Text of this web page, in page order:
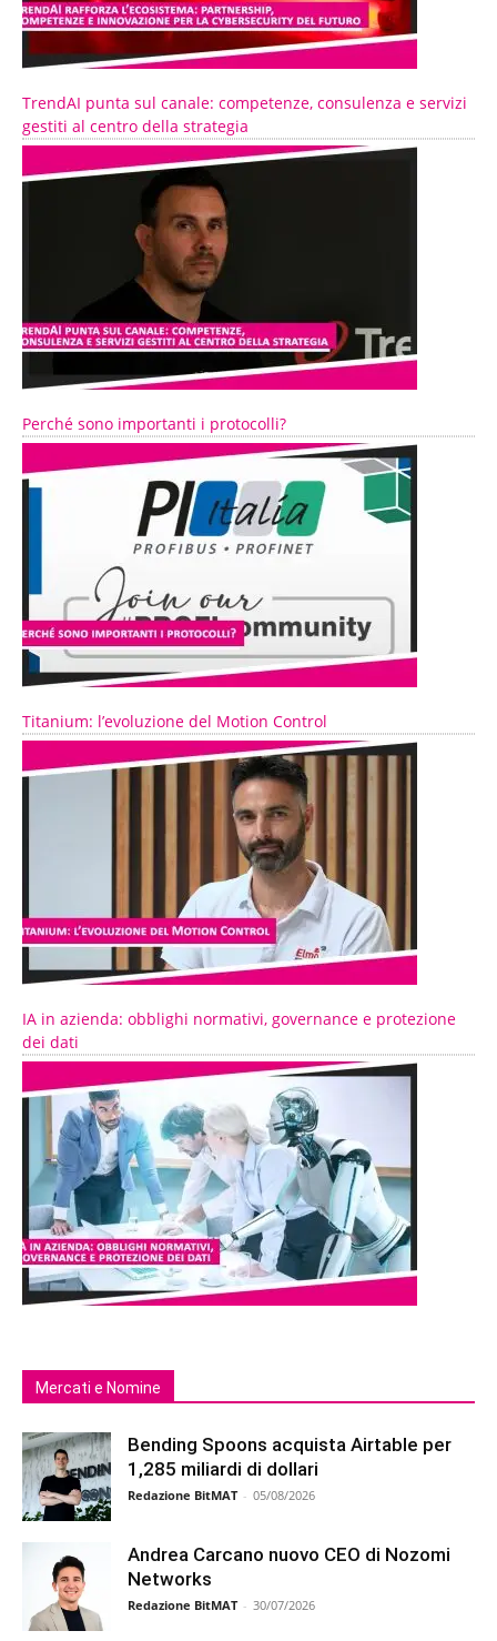
TrendAI punta sul canale: competenze, consulenza e servizi
gestiti al centro della strategia
Perché sono importanti i protocolli?
Titanium: l’evoluzione del Motion Control
IA in azienda: obblighi normativi, governance e protezione
dei dati
Mercati e Nomine
Bending Spoons acquista Airtable per
1,285 miliardi di dollari
Redazione BitMAT - 05/08/2026
Andrea Carcano nuovo CEO di Nozomi
Networks
Redazione BitMAT - 30/07/2026